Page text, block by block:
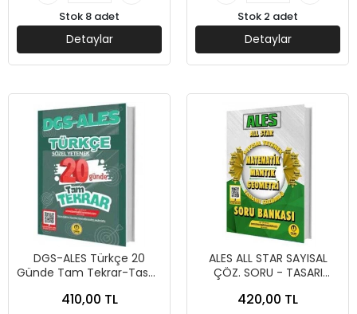
Stok 8 adet
Detaylar
Stok 2 adet
Detaylar
DGS-ALES Türkçe 20
Günde Tam Tekrar-Tasarı
410,00 TL
ALES ALL STAR SAYISAL
ÇÖZ. SORU - TASARI
420,00 TL